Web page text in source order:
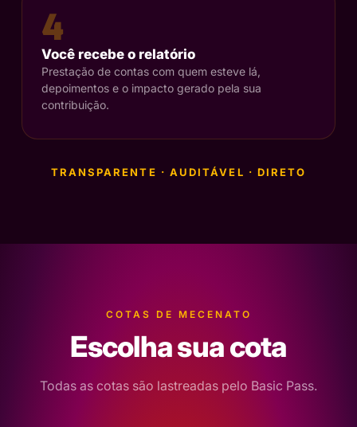
4
Você recebe o relatório
Prestação de contas com quem esteve lá,
depoimentos e o impacto gerado pela sua
contribuição.
TRANSPARENTE · AUDITÁVEL · DIRETO
COTAS DE MECENATO
Escolha sua cota
Todas as cotas são lastreadas pelo Basic Pass.